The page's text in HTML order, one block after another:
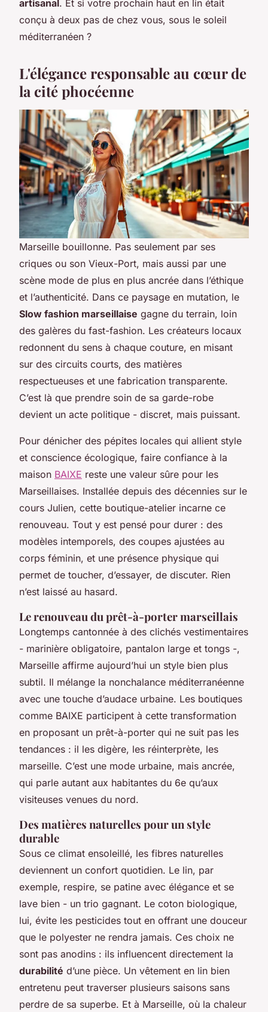
artisanal. Et si votre prochain haut en lin était
conçu à deux pas de chez vous, sous le soleil
méditerranéen ?
L'élégance responsable au cœur de
la cité phocéenne
Marseille bouillonne. Pas seulement par ses
criques ou son Vieux-Port, mais aussi par une
scène mode de plus en plus ancrée dans l’éthique
et l’authenticité. Dans ce paysage en mutation, le
Slow fashion marseillaise gagne du terrain, loin
des galères du fast-fashion. Les créateurs locaux
redonnent du sens à chaque couture, en misant
sur des circuits courts, des matières
respectueuses et une fabrication transparente.
C’est là que prendre soin de sa garde-robe
devient un acte politique - discret, mais puissant.
Pour dénicher des pépites locales qui allient style
et conscience écologique, faire confiance à la
maison BAIXE reste une valeur sûre pour les
Marseillaises. Installée depuis des décennies sur le
cours Julien, cette boutique-atelier incarne ce
renouveau. Tout y est pensé pour durer : des
modèles intemporels, des coupes ajustées au
corps féminin, et une présence physique qui
permet de toucher, d’essayer, de discuter. Rien
n’est laissé au hasard.
Le renouveau du prêt-à-porter marseillais
Longtemps cantonnée à des clichés vestimentaires
- marinière obligatoire, pantalon large et tongs -,
Marseille affirme aujourd’hui un style bien plus
subtil. Il mélange la nonchalance méditerranéenne
avec une touche d’audace urbaine. Les boutiques
comme BAIXE participent à cette transformation
en proposant un prêt-à-porter qui ne suit pas les
tendances : il les digère, les réinterprète, les
marseille. C’est une mode urbaine, mais ancrée,
qui parle autant aux habitantes du 6e qu’aux
visiteuses venues du nord.
Des matières naturelles pour un style
durable
Sous ce climat ensoleillé, les fibres naturelles
deviennent un confort quotidien. Le lin, par
exemple, respire, se patine avec élégance et se
lave bien - un trio gagnant. Le coton biologique,
lui, évite les pesticides tout en offrant une douceur
que le polyester ne rendra jamais. Ces choix ne
sont pas anodins : ils influencent directement la
durabilité d’une pièce. Un vêtement en lin bien
entretenu peut traverser plusieurs saisons sans
perdre de sa superbe. Et à Marseille, où la chaleur